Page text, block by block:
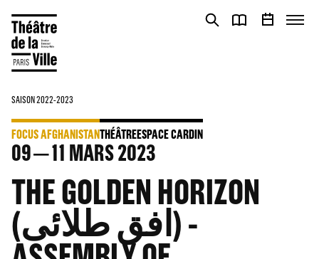
SAISON 2022-2023
FOCUS AFGHANISTANTHÉÂTREESPACE CARDIN
09 11 MARS 2023
THE GOLDEN HORIZON
(افق طلائی) -